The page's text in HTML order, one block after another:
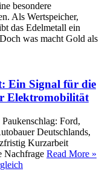
besondere
Als Wertspeicher,
das Edelmetall ein
was macht Gold als
Ein Signal für die
Elektromobilität
Ford,
Deutschlands,
Kurzarbeit
Nachfrage Read More »